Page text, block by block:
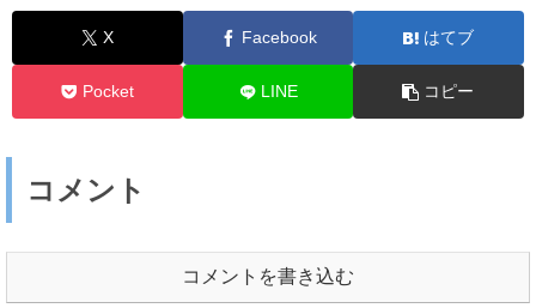
X Facebook はてブ
Pocket LINE コピー
コメント
コメントを書き込む